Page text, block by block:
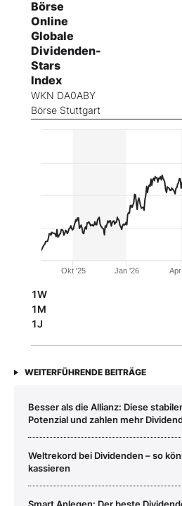
Börse
Online
Globale
Dividenden-
Stars
Index
WKN DA0ABY
Börse Stuttgart
Okt '25 Jan '26
1W
1M
1J
WEITERFÜHRENDE BEITRÄGE
Besser als die Allianz: Diese
Potenzial und zahlen mehr
Weltrekord bei Dividenden – so
kassieren
Smart Anlegen: Der beste